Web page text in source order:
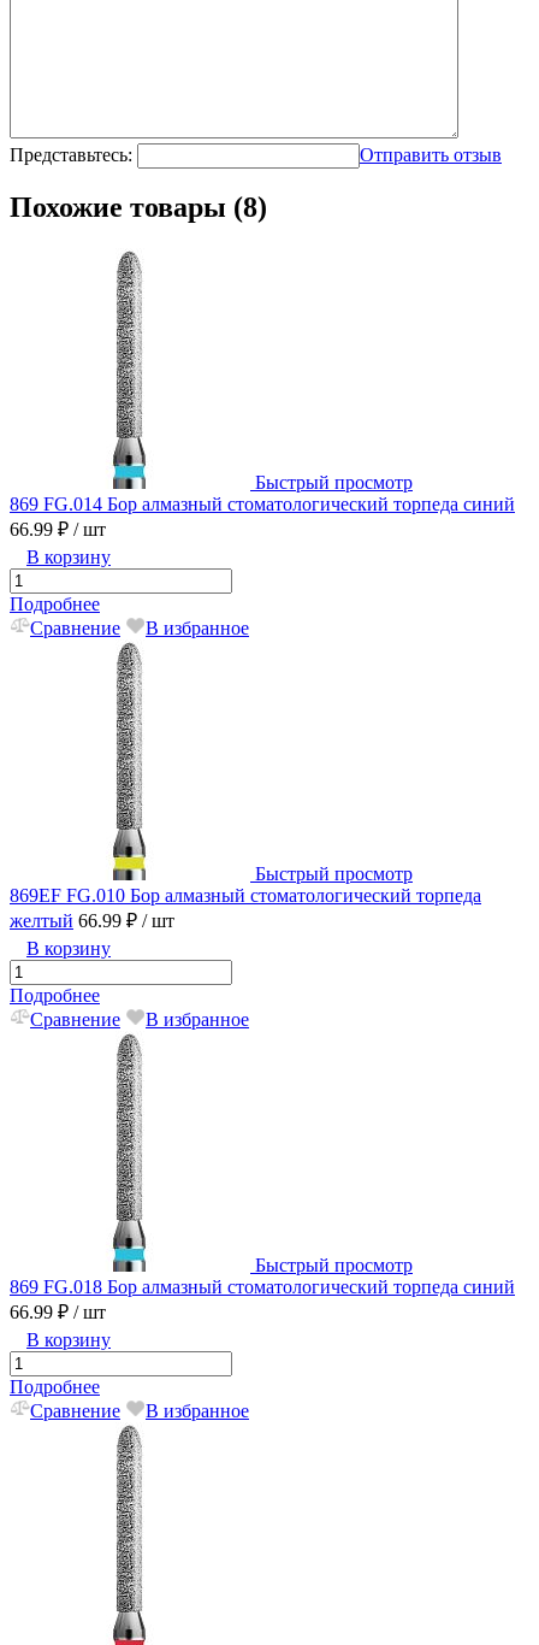
Представьтесь: Отправить отзыв
Похожие товары (8)
Быстрый просмотр
869 FG.014 Бор алмазный стоматологический торпеда синий
66.99 ₽ / шт
В корзину
Подробнее
Сравнение
В избранное
Быстрый просмотр
869EF FG.010 Бор алмазный стоматологический торпеда
желтый 66.99 ₽ / шт
В корзину
Подробнее
Сравнение
В избранное
Быстрый просмотр
869 FG.018 Бор алмазный стоматологический торпеда синий
66.99 ₽ / шт
В корзину
Подробнее
Сравнение
В избранное